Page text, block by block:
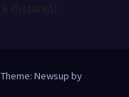
Theme: Newsup by